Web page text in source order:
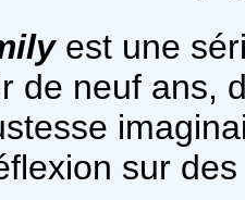
est une
de neuf ans,
sur